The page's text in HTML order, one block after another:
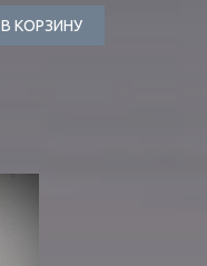
В КОРЗИНУ